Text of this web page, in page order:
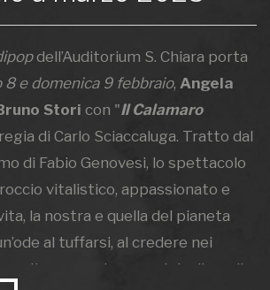
dell’Auditorium S. Chiara porta
8 e domenica 9 febbraio, Angela
Stori con "Il Calamaro
di Carlo Sciaccaluga. Tratto dal
di Fabio Genovesi, lo spettacolo
vitalistico, appassionato e
la nostra e quella del pianeta
al tuffarsi, al credere nei
scelte coraggiose e originali, quelle